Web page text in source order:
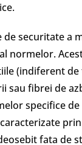
securitate a
normelor.
(indiferent
fibrei de
specifice
fata de